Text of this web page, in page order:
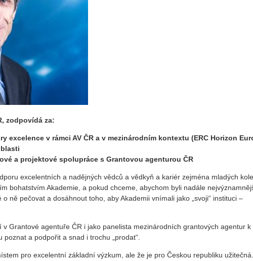
zodpovídá za:
excelence v rámci AV ČR a v mezinárodním kontextu (ERC Horizon
a projektové spolupráce s Grantovou agenturou ČR
excelentních a nadějných vědců a vědkyň a kariér zejména mladých
bohatstvím Akademie, a pokud chceme, abychom byli nadále
ně pečovat a dosáhnout toho, aby Akademii vnímali jako „svoji“ instituci –
Grantové agentuře ČR i jako panelista mezinárodních grantových agentur k
a podpořit a snad i trochu „prodat“.
pro excelentní základní výzkum, ale že je pro Českou republiku